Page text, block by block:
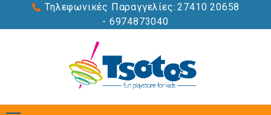
Τηλεφωνικές Παραγγελίες: 27410 20658
- 6974873040